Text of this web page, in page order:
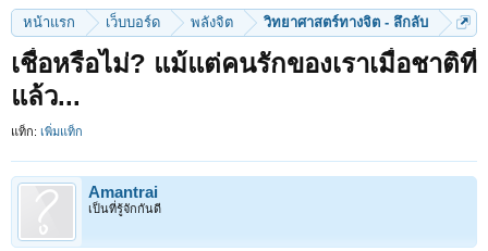
หน้าแรก เว็บบอร์ด พลังจิต วิทยาศาสตร์ทางจิต - ลึกลับ
เชื่อหรือไม่? แม้แต่คนรักของเราเมื่อชาติที่
แล้ว...
แท็ก: เพิ่มแท็ก
Amantrai
เป็นที่รู้จักกันดี